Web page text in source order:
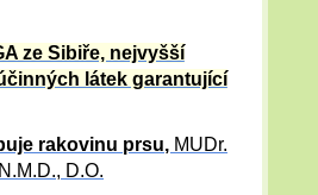
ze Sibiře, nejvyšší
látek garantující
rakovinu prsu, MUDr.
D.O.